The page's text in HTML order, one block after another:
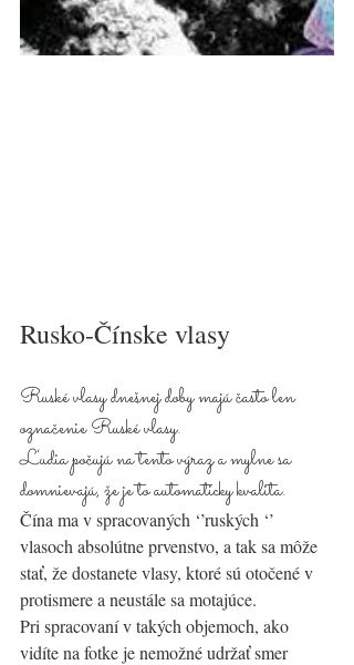
Rusko-Čínske vlasy
Ruské vlasy dnešnej doby majú často len
označenie Ruské vlasy.
Ľudia počujú na tento výraz a mylne sa
domnievajú, že je to automaticky kvalita.
Čína ma v spracovaných ‘’ruských ‘’
vlasoch absolútne prvenstvo, a tak sa môže
stať, že dostanete vlasy, ktoré sú otočené v
protismere a neustále sa motajúce.
Pri spracovaní v takých objemoch, ako
vidíte na fotke je nemožné udržať smer